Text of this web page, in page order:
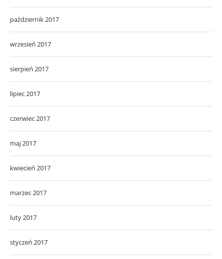
październik 2017
wrzesień 2017
sierpień 2017
lipiec 2017
czerwiec 2017
maj 2017
kwiecień 2017
marzec 2017
luty 2017
styczeń 2017